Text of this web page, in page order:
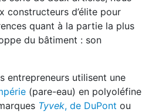
constructeurs d’élite pour
quant à la partie la plus
du bâtiment : son
entrepreneurs utilisent une
(pare-eau) en polyoléfine
Tyvek, de DuPont ou